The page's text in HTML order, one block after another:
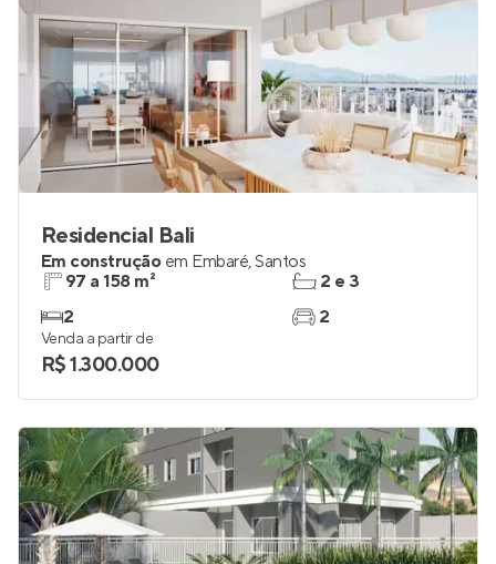
Residencial Bali
Em construção em Embaré,Santos
97 a 158 m²
2
2 e 3
2
Venda a partir de
R$ 1.300.000